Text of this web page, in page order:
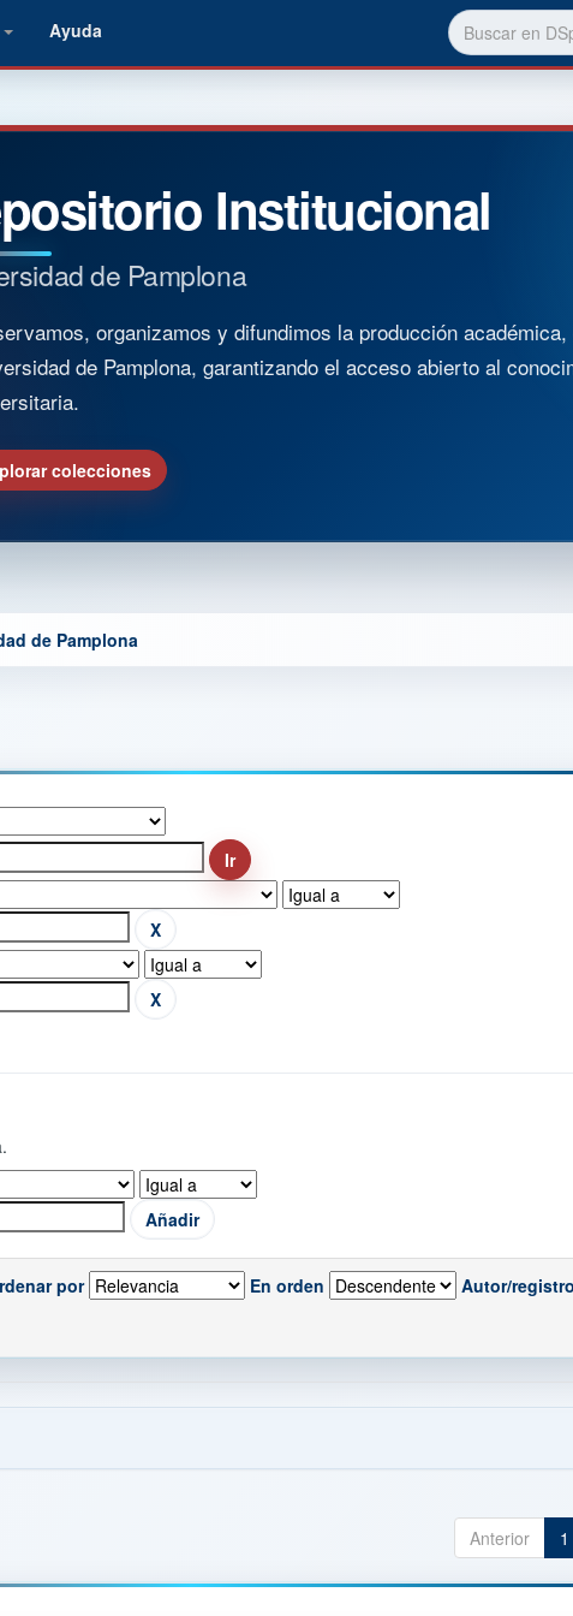
Ayuda
Institucional
de Pamplona
organizamos y difundimos la producción
de Pamplona, garantizando el acceso abierto al
colecciones
de Pamplona
por En orden Autor/registro
Anterior 1